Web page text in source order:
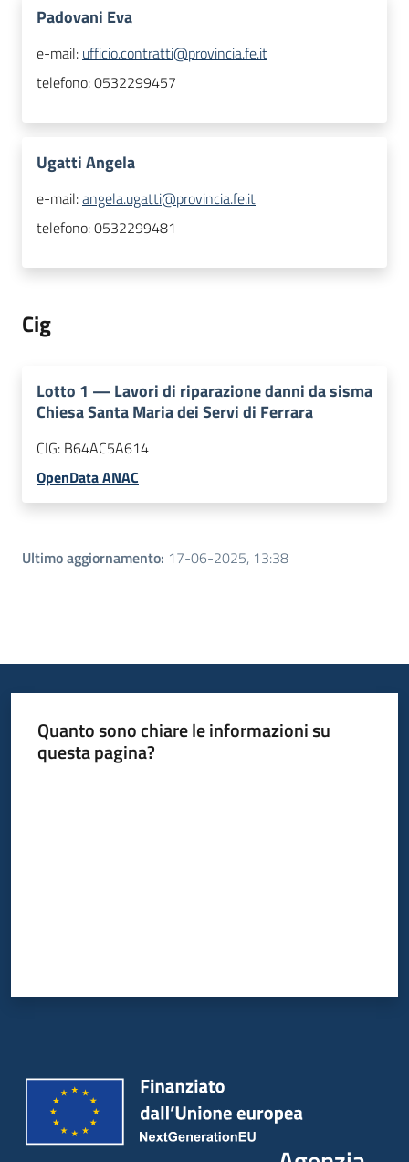
Padovani Eva
e-mail: ufficio.contratti@provincia.fe.it
telefono:0532299457
Ugatti Angela
e-mail:angela.ugatti@provincia.fe.it
telefono:0532299481
Cig
Lotto 1 — Lavori di riparazione danni da sisma
Chiesa Santa Maria dei Servi di Ferrara
CIG: B64AC5A614
OpenData ANAC
Ultimo aggiornamento: 17-06-2025, 13:38
Quanto sono chiare le informazioni su
questa pagina?